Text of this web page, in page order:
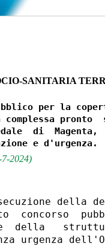
SANITARIA
per la
complessa pronto
di  Magenta,
2024)
della
concorso
della
urgenza